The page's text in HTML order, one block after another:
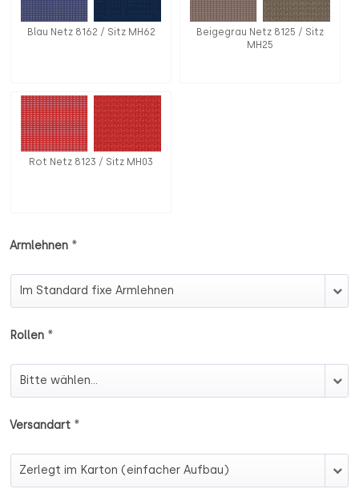
Blau Netz 8162 / Sitz MH62
Beigegrau Netz 8125 / Sitz
MH25
Rot Netz 8123 / Sitz MH03
Armlehnen *
Armlehnen
Rollen *
Rollen
Versandart *
Versandart